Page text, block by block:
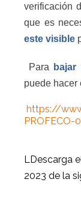
verificación
que es
este visible
Para
puede hacer
https://
PROFECO-
LDescarga
2023 de la